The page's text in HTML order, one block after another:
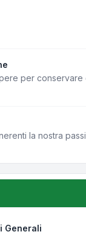
per conservare
la nostra
Generali